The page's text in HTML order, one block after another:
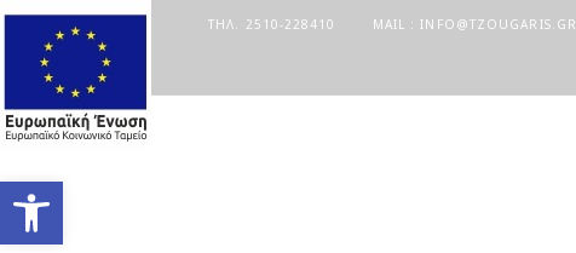
ΤΗΛ. 2510-228410 MAIL : INFO@TZOUGARIS.GR
Ανοίξτε τη γραμμή εργαλείων